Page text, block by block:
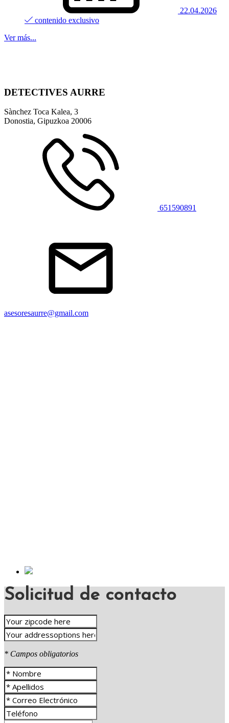
22.04.2026
contenido exclusivo
Ver más...
DETECTIVES AURRE
Sànchez Toca Kalea, 3
Donostia, Gipuzkoa 20006
651590891
asesoresaurre@gmail.com
Solicitud de contacto
* Campos obligatorios